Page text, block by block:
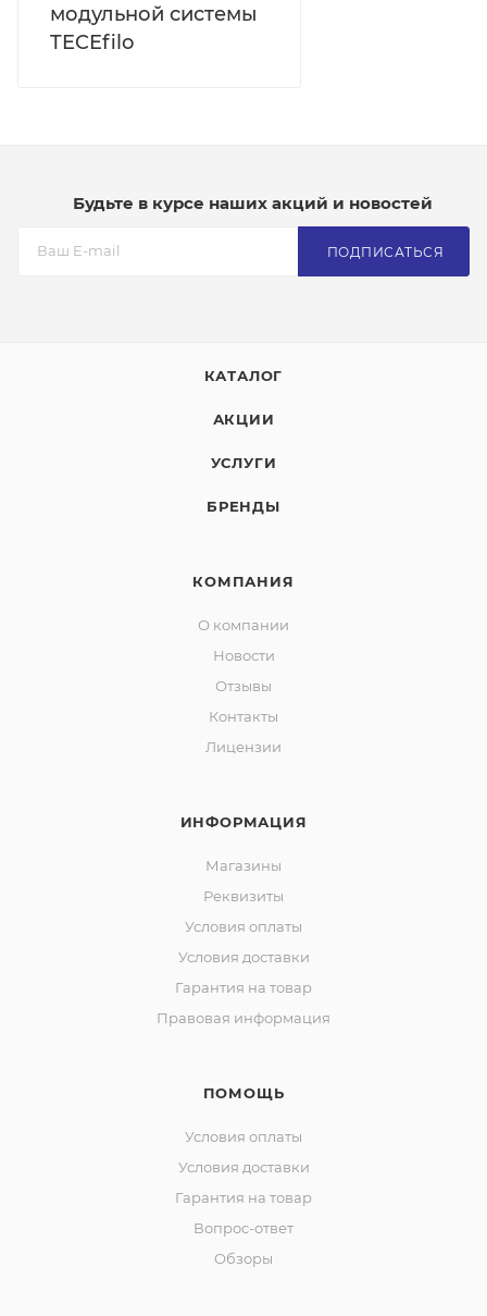
модульной системы
TECEfilo
Будьте в курсе наших акций и новостей
ПОДПИСАТЬСЯ
КАТАЛОГ
АКЦИИ
УСЛУГИ
БРЕНДЫ
КОМПАНИЯ
О компании
Новости
Отзывы
Контакты
Лицензии
ИНФОРМАЦИЯ
Магазины
Реквизиты
Условия оплаты
Условия доставки
Гарантия на товар
Правовая информация
ПОМОЩЬ
Условия оплаты
Условия доставки
Гарантия на товар
Вопрос-ответ
Обзоры